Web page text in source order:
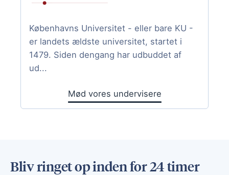
Københavns Universitet - eller bare KU -
er landets ældste universitet, startet i
1479. Siden dengang har udbuddet af
ud...
Mød vores undervisere
Bliv ringet op inden for 24 timer